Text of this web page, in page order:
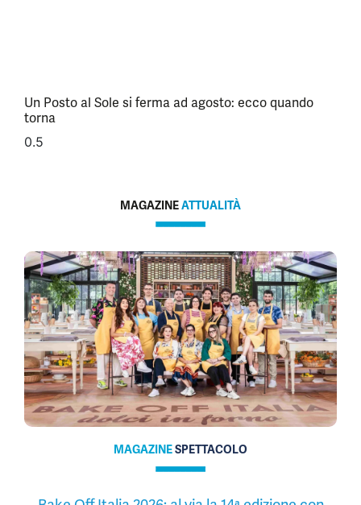
Un Posto al Sole si ferma ad agosto: ecco quando
torna
MAGAZINEATTUALITÀ
MAGAZINESPETTACOLO